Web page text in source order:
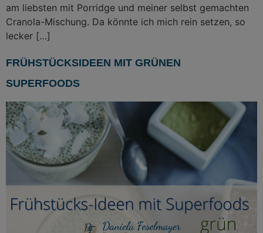
am liebsten mit Porridge und meiner selbst gemachten
Cranola-Mischung. Da könnte ich mich rein setzen, so
lecker […]
FRÜHSTÜCKSIDEEN MIT GRÜNEN
SUPERFOODS